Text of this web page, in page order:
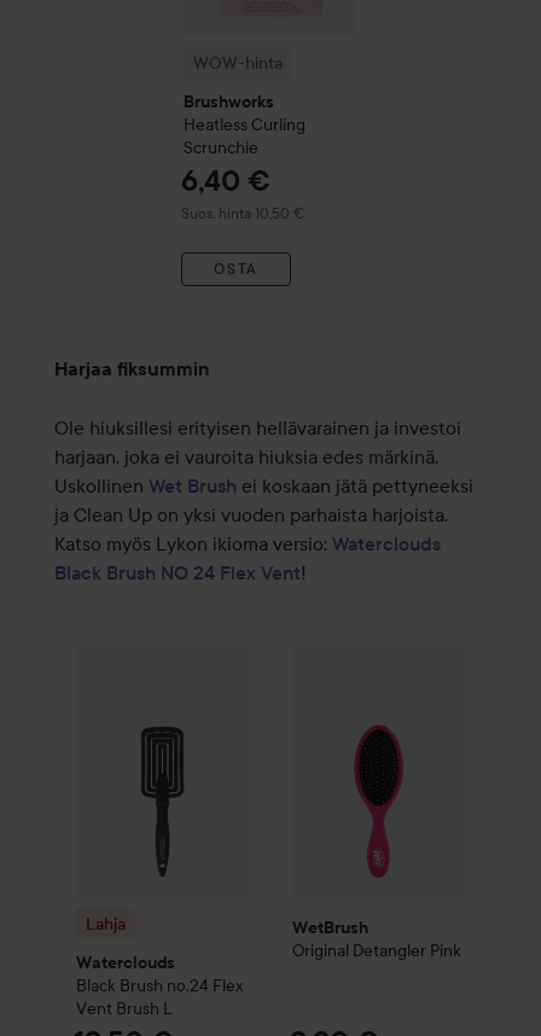
WOW-hinta
Brushworks
Heatless Curling
Scrunchie
6,40 €
Suos. hinta 10,50 €
Suositeltu hinta 10,50 €
OSTA
Harjaa fiksummin
Ole hiuksillesi erityisen hellävarainen ja investoi
harjaan, joka ei vauroita hiuksia edes märkinä.
Uskollinen Wet Brush ei koskaan jätä pettyneeksi
ja Clean Up on yksi vuoden parhaista harjoista.
Katso myös Lykon ikioma versio: Waterclouds
Black Brush NO 24 Flex Vent!
Lahja
Waterclouds
Black Brush no.24 Flex
Vent Brush L
WetBrush
Original Detangler Pink